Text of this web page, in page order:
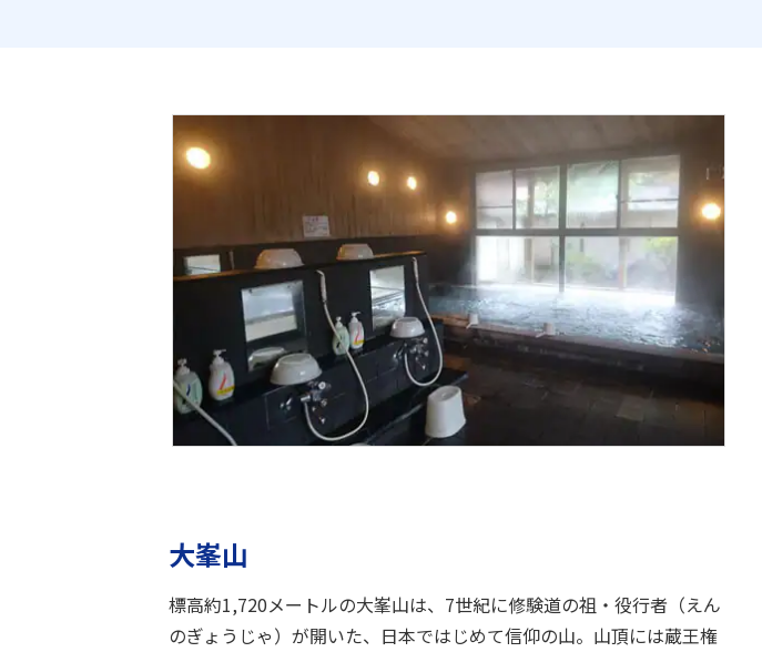
大峯山
標高約1,720メートルの大峯山は、7世紀に修験道の祖・役行者（えん
のぎょうじゃ）が開いた、日本ではじめて信仰の山。山頂には蔵王権